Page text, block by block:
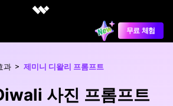
무료 체험
과 > 제미니 디왈리 프롬프트
사진 프롬프트